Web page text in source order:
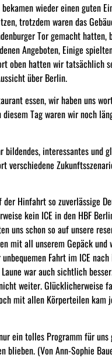
wieder einen guten
trotzdem waren das
Tor gemacht hatten,
Angeboten, Einige
oben hatten wir tatsächlich
über Berlin.
essen, wir haben uns
Tag waren wir noch
bildendes, interessantes und
verschiedene
Hinfahrt so zuverlässige
kein ICE in den HBF
uns schon so auf unsere
mit all unserem Gepäck und
Fahrt im ICE
war auch sichtlich
weiter. Glücklicherweise
mit allen Körperteilen kam
ein tolles Programm für
blieben. (Von Ann-Sophie